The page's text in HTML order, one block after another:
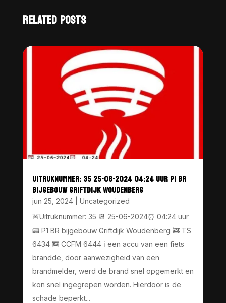
RELATED POSTS
UITRUKNUMMER: 35 25-06-2024 04:24 UUR P1 BR
BIJGEBOUW GRIFTDIJK WOUDENBERG
jun 25, 2024| Uncategorized
🚨Uitruknummer: 35 📆 25-06-2024⏰ 04:24 uur
📟 P1 BR bijgebouw Griftdijk Woudenberg 🚒 TS
6434 🚒 CCFM 6444 ℹ️ een accu van een fiets
brandde, door aanwezigheid van een
brandmelder, werd de brand snel opgemerkt en
kon snel ingegrepen worden. Hierdoor is de
schade beperkt...